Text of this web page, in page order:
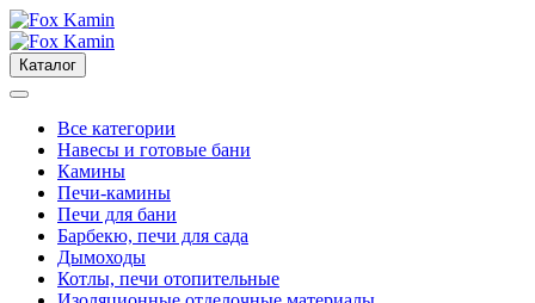
Каталог
Все категории
Навесы и готовые бани
Камины
Печи-камины
Печи для бани
Барбекю, печи для сада
Дымоходы
Котлы, печи отопительные